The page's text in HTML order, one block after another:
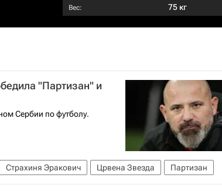
Вес: 75 кг
"Партизан" и
Сербии по футболу.
Страхиня Эракович Црвена Звезда Партизан